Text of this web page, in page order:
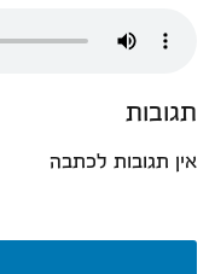
תגובות
אין תגובות לכתבה